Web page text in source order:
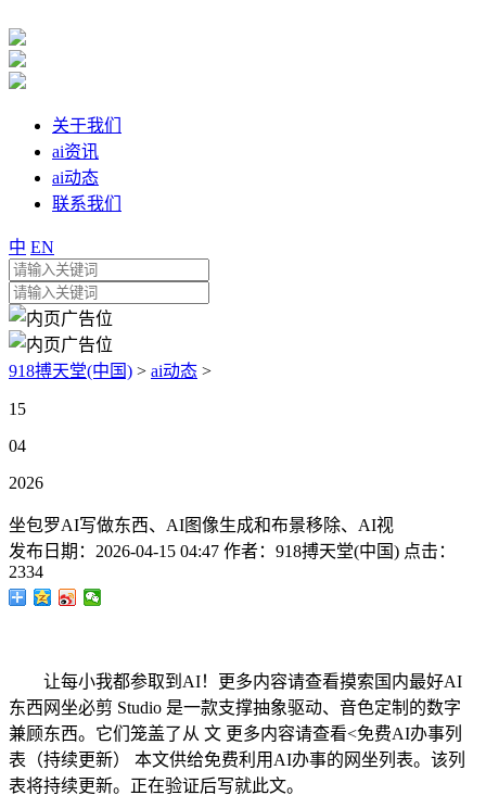
关于我们
ai资讯
ai动态
联系我们
中 EN
918搏天堂(中国) > ai动态 >
15
04
2026
坐包罗AI写做东西、AI图像生成和布景移除、AI视
发布日期： 2026-04-15 04:47 作者： 918搏天堂(中国) 点击：
2334
让每小我都参取到AI！更多内容请查看摸索国内最好AI
东西网坐必剪 Studio 是一款支撑抽象驱动、音色定制的数字
兼顾东西。它们笼盖了从 文 更多内容请查看<免费AI办事列
表（持续更新） 本文供给免费利用AI办事的网坐列表。该列
表将持续更新。正在验证后写就此文。